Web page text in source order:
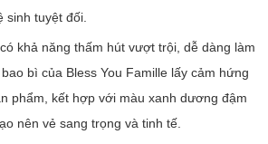
sinh tuyệt đối.
khả năng thấm hút vượt trội, dễ dàng làm
bì của Bless You Famille lấy cảm hứng
phẩm, kết hợp với màu xanh dương đậm
nên vẻ sang trọng và tinh tế.